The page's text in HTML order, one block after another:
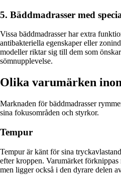
5. Bäddmadrasser med
Vissa bäddmadrasser har extra
antibakteriella egenskaper eller
modeller riktar sig till dem som
sömnupplevelse.
Olika varumärken
Marknaden för bäddmadrasser
sina fokusområden och styrkor.
Tempur
Tempur är känt för sina
efter kroppen. Varumärket
men ligger också i den dyrare delen